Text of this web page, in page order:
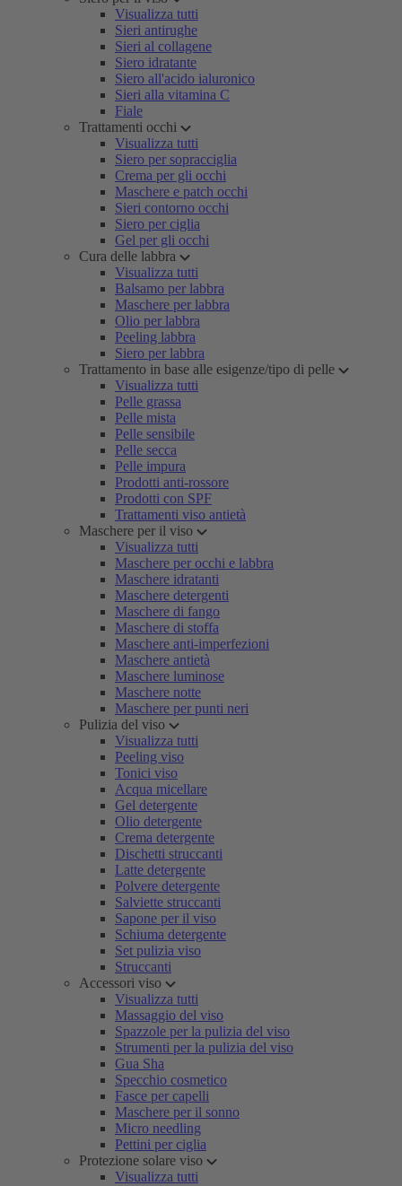
Visualizza tutti
Sieri antirughe
Sieri al collagene
Siero idratante
Siero all'acido ialuronico
Sieri alla vitamina C
Fiale
Trattamenti occhi
Visualizza tutti
Siero per sopracciglia
Crema per gli occhi
Maschere e patch occhi
Sieri contorno occhi
Siero per ciglia
Gel per gli occhi
Cura delle labbra
Visualizza tutti
Balsamo per labbra
Maschere per labbra
Olio per labbra
Peeling labbra
Siero per labbra
Trattamento in base alle esigenze/tipo di pelle
Visualizza tutti
Pelle grassa
Pelle mista
Pelle sensibile
Pelle secca
Pelle impura
Prodotti anti-rossore
Prodotti con SPF
Trattamenti viso antietà
Maschere per il viso
Visualizza tutti
Maschere per occhi e labbra
Maschere idratanti
Maschere detergenti
Maschere di fango
Maschere di stoffa
Maschere anti-imperfezioni
Maschere antietà
Maschere luminose
Maschere notte
Maschere per punti neri
Pulizia del viso
Visualizza tutti
Peeling viso
Tonici viso
Acqua micellare
Gel detergente
Olio detergente
Crema detergente
Dischetti struccanti
Latte detergente
Polvere detergente
Salviette struccanti
Sapone per il viso
Schiuma detergente
Set pulizia viso
Struccanti
Accessori viso
Visualizza tutti
Massaggio del viso
Spazzole per la pulizia del viso
Strumenti per la pulizia del viso
Gua Sha
Specchio cosmetico
Fasce per capelli
Maschere per il sonno
Micro needling
Pettini per ciglia
Protezione solare viso
Visualizza tutti